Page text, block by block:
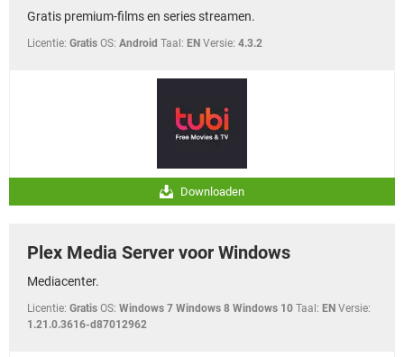
Gratis premium-films en series streamen.
Licentie: Gratis OS: Android Taal: EN Versie: 4.3.2
Downloaden
Plex Media Server voor Windows
Mediacenter.
Licentie: Gratis OS: Windows 7 Windows 8 Windows 10 Taal: EN Versie:
1.21.0.3616-d87012962